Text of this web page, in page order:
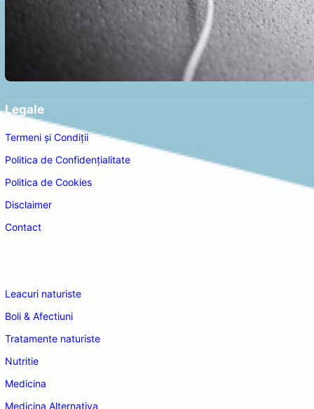
Legale
Termeni și Condiții
Politica de Confidențialitate
Politica de Cookies
Disclaimer
Contact
Leacuri naturiste
Boli & Afectiuni
Tratamente naturiste
Nutritie
Medicina
Medicina Alternativa